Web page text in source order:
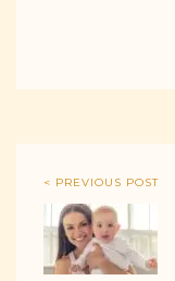
< PREVIOUS POST